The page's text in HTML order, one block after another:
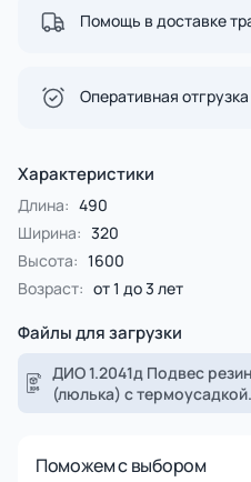
Помощь в доставке
Оперативная
Характеристики
Длина: 490
Ширина: 320
Высота: 1600
Возраст: от 1 до 3 лет
Файлы для загрузки
ДИО 1.2041д Подвес
(люлька) с
Поможем с выбором